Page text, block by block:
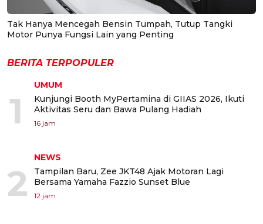
Tak Hanya Mencegah Bensin Tumpah, Tutup Tangki
Motor Punya Fungsi Lain yang Penting
BERITA TERPOPULER
1
UMUM
Kunjungi Booth MyPertamina di GIIAS 2026, Ikuti
Aktivitas Seru dan Bawa Pulang Hadiah
16 jam
2
NEWS
Tampilan Baru, Zee JKT48 Ajak Motoran Lagi
Bersama Yamaha Fazzio Sunset Blue
12 jam